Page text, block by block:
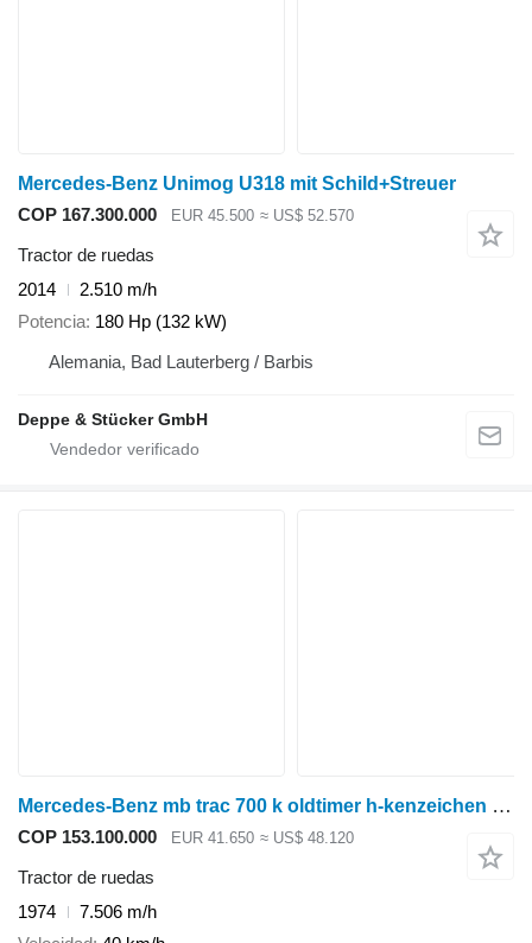
Mercedes-Benz Unimog U318 mit Schild+Streuer
COP 167.300.000
EUR 45.500 ≈ US$ 52.570
Tractor de ruedas
2014
2.510 m/h
Potencia 180 Hp (132 kW)
Alemania, Bad Lauterberg / Barbis
Deppe & Stücker GmbH
Mercedes-Benz mb trac 700 k oldtimer h-kenzeichen kipper
COP 153.100.000 EUR 41.650 ≈ US$ 48.120
Tractor de ruedas
1974
7.506 m/h